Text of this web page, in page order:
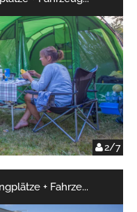
2/7
+ Fahrze...